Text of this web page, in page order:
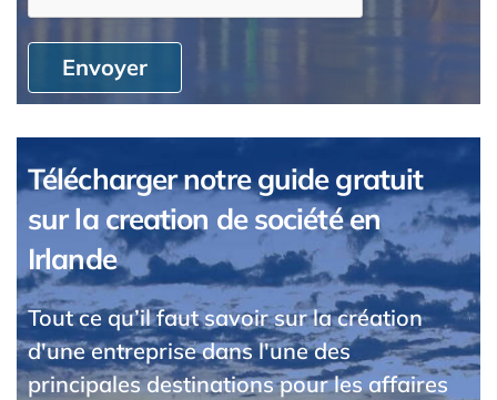
Envoyer
Télécharger notre guide gratuit
sur la creation de société en
Irlande
Tout ce qu’il faut savoir sur la création
d'une entreprise dans l'une des
principales destinations pour les affaires